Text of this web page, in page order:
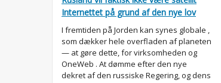
Internettet på grund af den nye lov
I fremtiden på Jorden kan synes globale ,
som dækker hele overfladen af planeten
— at gøre dette, for virksomheden og
OneWeb . At dømme efter den nye
dekret af den russiske Regering, og dens